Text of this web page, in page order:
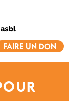
FAIRE UN DON